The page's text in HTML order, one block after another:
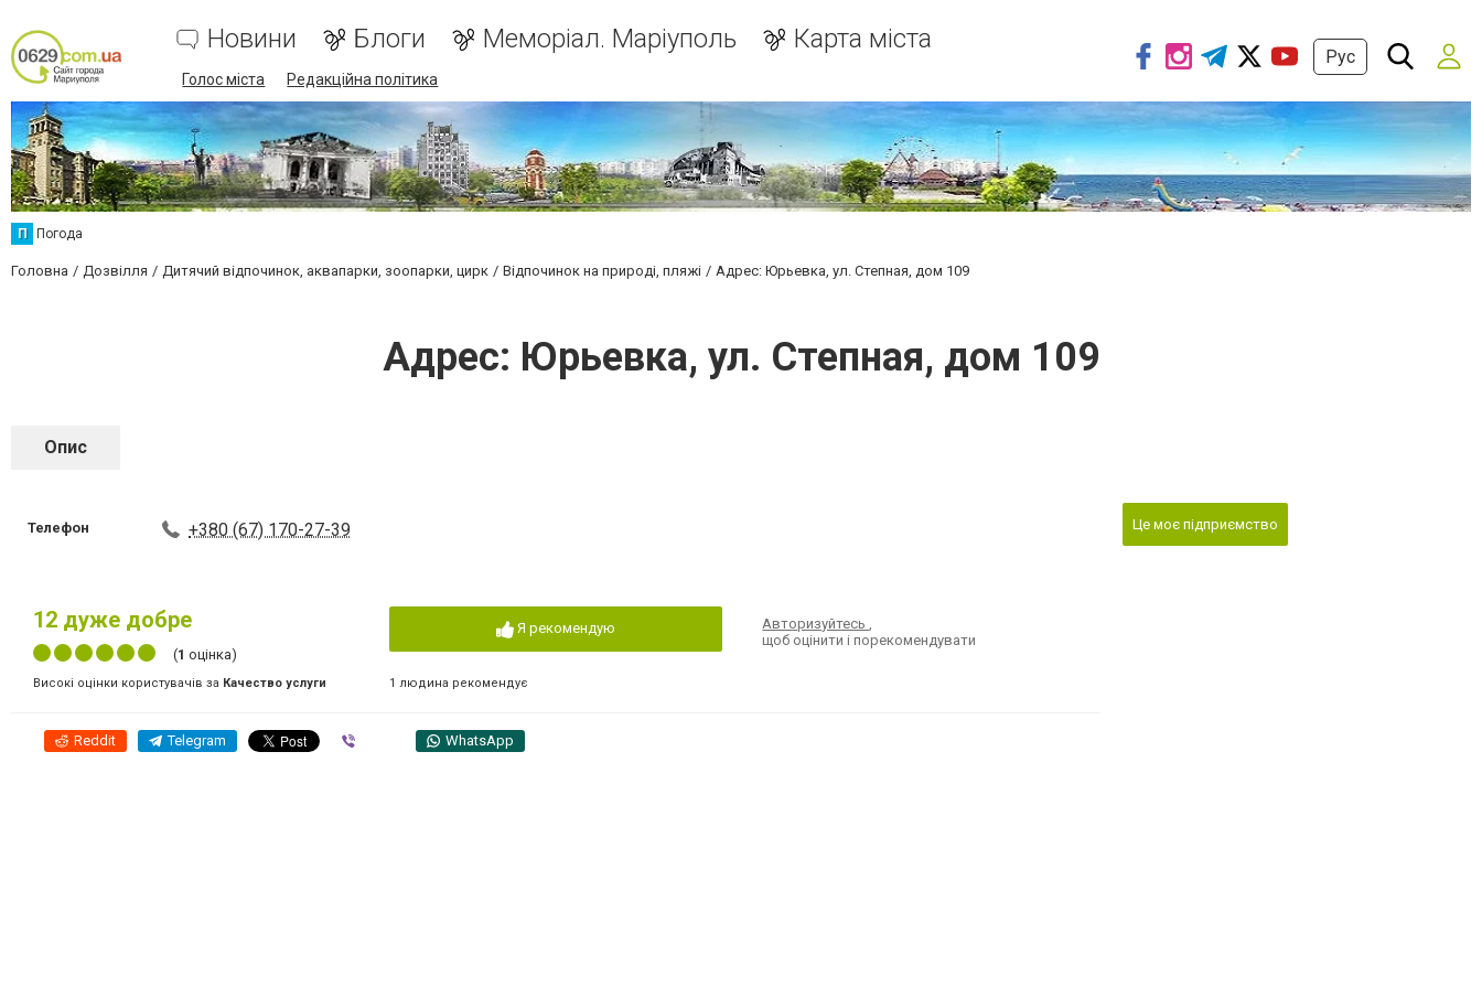
Новини Блоги Меморіал. Маріуполь Карта міста
Голос міста Редакційна політика
Рус
П Погода
Головна Дозвілля Дитячий відпочинок, аквапарки, зоопарки, цирк Відпочинок на природі, пляжі Адрес: Юрьевка, ул. Степная, дом 109
Адрес: Юрьевка, ул. Степная, дом 109
Опис
Телефон +380 (67) 170-27-39
12 дуже добре
(1 оцінка)
Високі оцінки користувачів за Качество услуги
Я рекомендую
1 людина рекомендує
Авторизуйтесь,
щоб оцінити і порекомендувати
Reddit Telegram WhatsApp
Це моє підприємство